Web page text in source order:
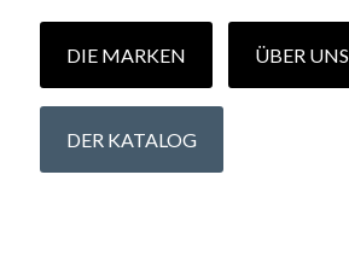
DIE MARKEN ÜBER UNS
DER KATALOG